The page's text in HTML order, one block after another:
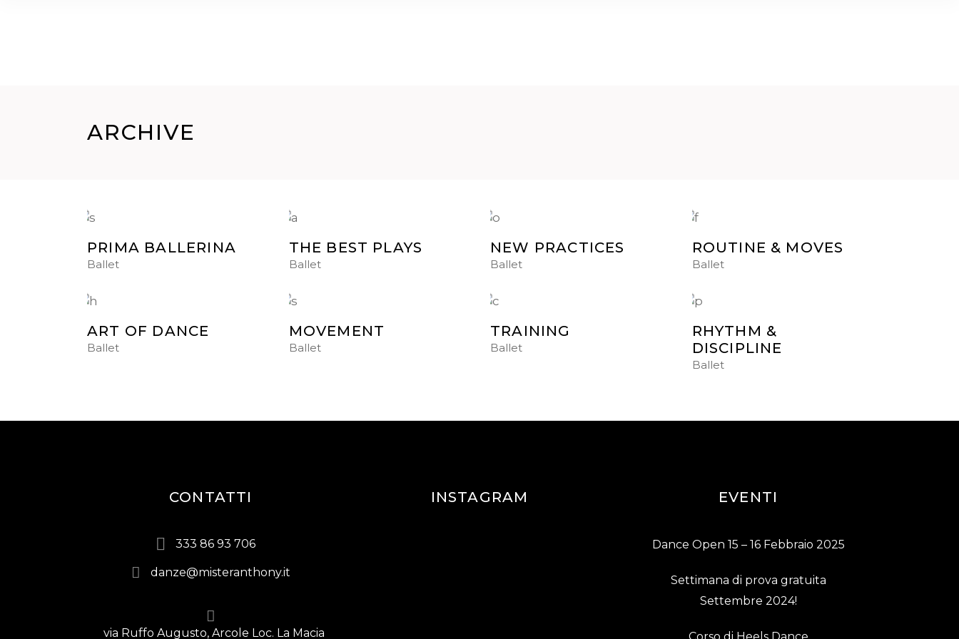
ARCHIVE
PRIMA BALLERINA
Ballet
THE BEST PLAYS
Ballet
NEW PRACTICES
Ballet
ROUTINE & MOVES
Ballet
ART OF DANCE
Ballet
MOVEMENT
Ballet
TRAINING
Ballet
RHYTHM &
DISCIPLINE
Ballet
CONTATTI
333 86 93 706
danze@misteranthony.it
via Ruffo Augusto, Arcole Loc. La Macia
INSTAGRAM EVENTI
Dance Open 15 – 16 Febbraio 2025
Settimana di prova gratuita
Settembre 2024!